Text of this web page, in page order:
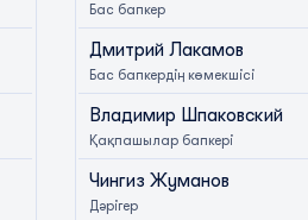
Бас бапкер
Дмитрий Лакамов
Бас бапкердің көмекшісі
Владимир Шпаковский
Қақпашылар бапкері
Чингиз Жуманов
Дәрігер